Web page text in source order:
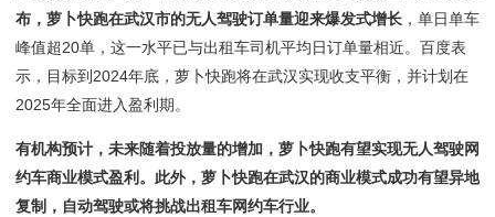
布，萝卜快跑在武汉市的无人驾驶订单量迎来爆发式增长 ，单日单车
峰值超20单，这一水平已与出租车司机平均日订单量相近。百度表
示，目标到2024年底，萝卜快跑将在武汉实现收支平衡，并计划在
2025年全面进入盈利期。
有机构预计，未来随着投放量的增加，萝卜快跑有望实现无人驾驶网
约车商业模式盈利。此外，萝卜快跑在武汉的商业模式成功有望异地
复制，自动驾驶或将挑战出租车网约车行业。